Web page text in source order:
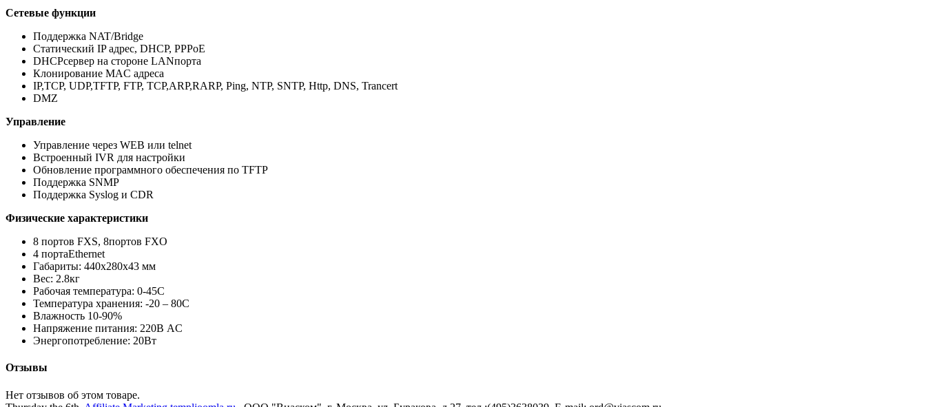
Сетевые функции
Поддержка NAT/Bridge
Статический IP адрес, DHCP, PPPoE
DHCPсервер на стороне LANпорта
Клонирование MAC адреса
IP,TCP, UDP,TFTP, FTP, TCP,ARP,RARP, Ping, NTP, SNTP, Http, DNS, Trancert
DMZ
Управление
Управление через WEB или telnet
Встроенный IVR для настройки
Обновление программного обеспечения по TFTP
Поддержка SNMP
Поддержка Syslog и CDR
Физические характеристики
8 портов FXS, 8портов FXO
4 портаEthernet
Габариты: 440x280x43 мм
Вес: 2.8кг
Рабочая температура: 0-45С
Температура хранения: -20 – 80С
Влажность 10-90%
Напряжение питания: 220В AC
Энергопотребление: 20Вт
Отзывы
Нет отзывов об этом товаре.